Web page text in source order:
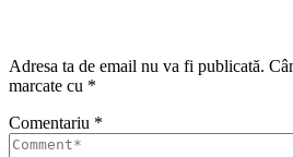
Adresa ta de email nu va fi publicată.
marcate cu *
Comentariu *